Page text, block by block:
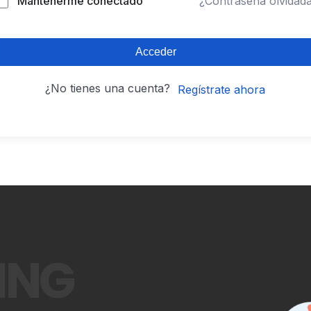
Acceder
¿No tienes una cuenta? Regístrate ahora